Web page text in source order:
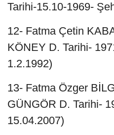
Tarihi-15.10-1969-
12- Fatma Çetin
KÖNEY D. Tarihi-
1.2.1992)
13- Fatma Özger
GÜNGÖR D. Tarihi-
15.04.2007)